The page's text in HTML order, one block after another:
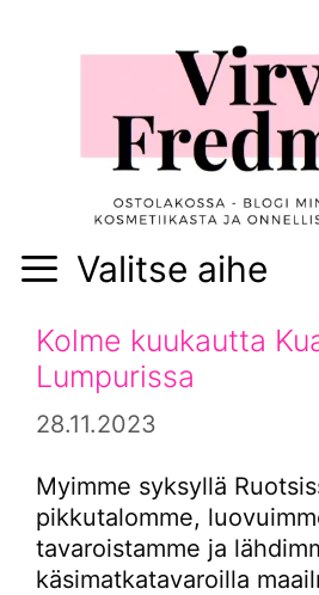
Valitse aihe
Kolme kuukautta
Lumpurissa
28.11.2023
Myimme syksyllä
pikkutalomme,
tavaroistamme ja
käsimatkatavaroilla